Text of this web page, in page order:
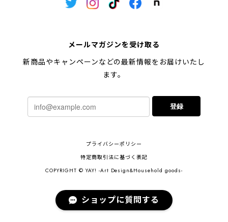
メールマガジンを受け取る
新商品やキャンペーンなどの最新情報をお届けいたし
ます。
登録
プライバシーポリシー
特定商取引法に基づく表記
COPYRIGHT © YAY! -Art Design&Household goods-
ショップに質問する